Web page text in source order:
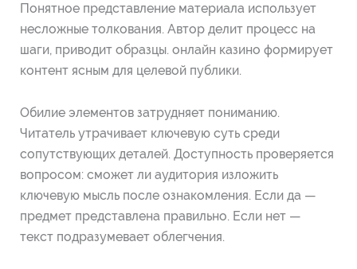
Понятное представление материала использует
несложные толкования. Автор делит процесс на
шаги, приводит образцы. онлайн казино формирует
контент ясным для целевой публики.
Обилие элементов затрудняет пониманию.
Читатель утрачивает ключевую суть среди
сопутствующих деталей. Доступность проверяется
вопросом: сможет ли аудитория изложить
ключевую мысль после ознакомления. Если да —
предмет представлена правильно. Если нет —
текст подразумевает облегчения.